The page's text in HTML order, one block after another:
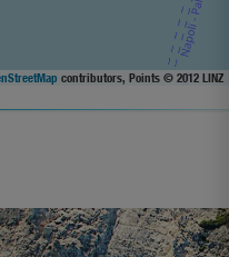
contributors, Points © 2012 LINZ